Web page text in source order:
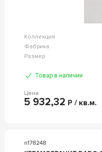
Коллекция
Фабрика
Размер
Товар в наличии
Цена
5 932,32 Р / кв.м.
n178248